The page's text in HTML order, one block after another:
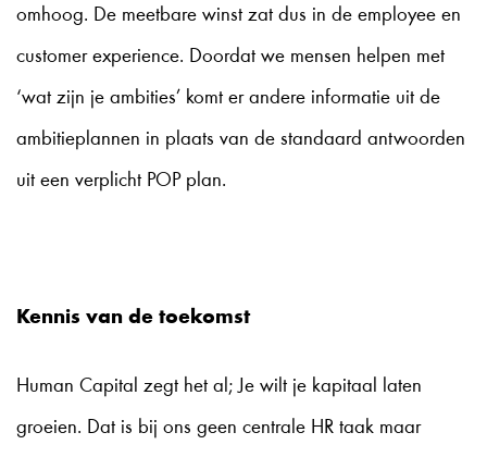
omhoog. De meetbare winst zat dus in de employee en
customer experience. Doordat we mensen helpen met
‘wat zijn je ambities’ komt er andere informatie uit de
ambitieplannen in plaats van de standaard antwoorden
uit een verplicht POP plan.
Kennis van de toekomst
Human Capital zegt het al; Je wilt je kapitaal laten
groeien. Dat is bij ons geen centrale HR taak maar